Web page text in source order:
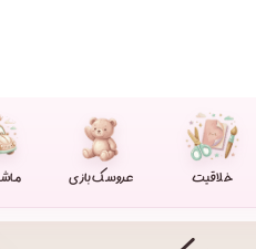
خلاقیت عروسک بازی